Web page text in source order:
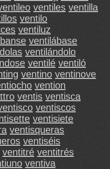
ventiles ventilla
ventilo
ventiluz
ventilábase
ventilándolo
ventilé ventiló
ventino ventinove
vention
ventis ventisca
ventiscos
ventisiete
ventisqueras
ventiséis
ventitré ventitrés
ventiva